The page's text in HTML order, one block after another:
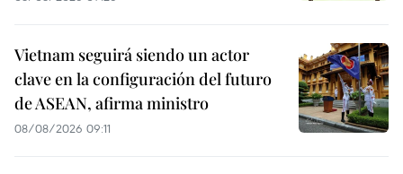
Vietnam seguirá siendo un actor
clave en la configuración del futuro
de ASEAN, afirma ministro
08/08/2026 09:11